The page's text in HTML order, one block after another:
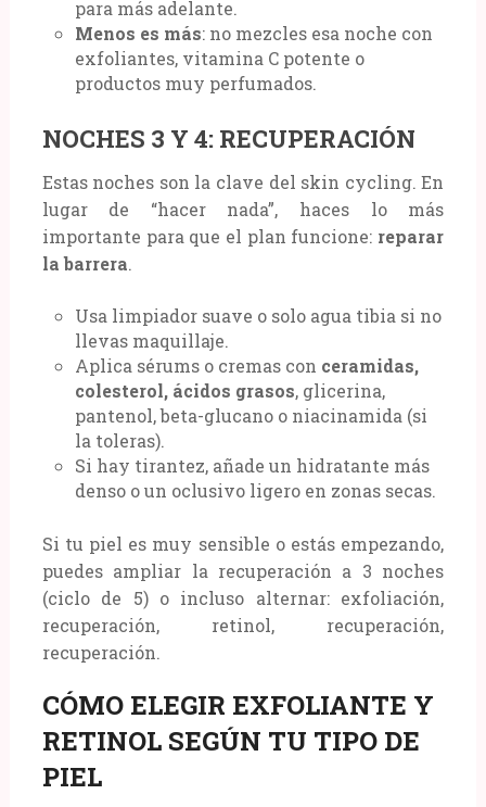
para más adelante.
Menos es más: no mezcles esa noche con
exfoliantes, vitamina C potente o
productos muy perfumados.
NOCHES 3 Y 4: RECUPERACIÓN
Estas noches son la clave del skin cycling. En
lugar de “hacer nada”, haces lo más
importante para que el plan funcione: reparar
la barrera.
Usa limpiador suave o solo agua tibia si no
llevas maquillaje.
Aplica sérums o cremas con ceramidas,
colesterol, ácidos grasos, glicerina,
pantenol, beta-glucano o niacinamida (si
la toleras).
Si hay tirantez, añade un hidratante más
denso o un oclusivo ligero en zonas secas.
Si tu piel es muy sensible o estás empezando,
puedes ampliar la recuperación a 3 noches
(ciclo de 5) o incluso alternar: exfoliación,
recuperación, retinol, recuperación,
recuperación.
CÓMO ELEGIR EXFOLIANTE Y
RETINOL SEGÚN TU TIPO DE
PIEL